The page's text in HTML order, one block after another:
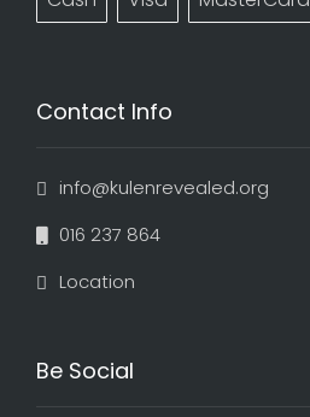
Contact Info
info@kulenrevealed.org
016 237 864
Location
Be Social